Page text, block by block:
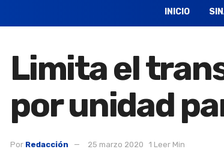
INICIO
Limita el
por unidad
Por Redacción 25 marzo 2020 1 Leer Min